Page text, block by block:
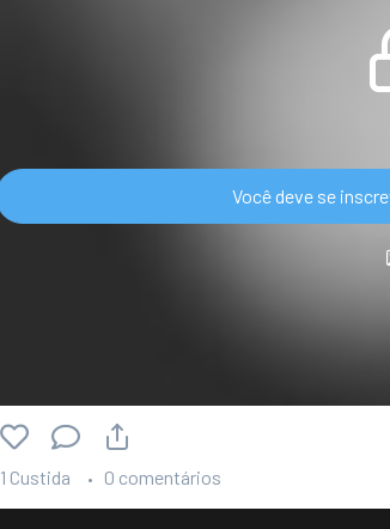
Você deve se
1 Custida 0 comentários